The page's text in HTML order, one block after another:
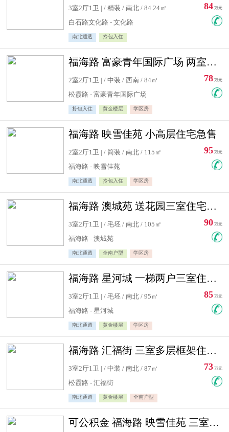
3室2厅1卫 | / 精装 / 南北 / 84.24㎡
白石路文化路 - 文化路
南北通透 拎包入住
84 万元
福海路 富豪青年国际广场 两室住宅急售
2室2厅1卫 | / 中装 / 西南 / 84㎡
松霞路 - 富豪青年国际广场
拎包入住 黄金楼层 学区房
78 万元
福海路 映雪佳苑 小高层住宅急售
2室2厅1卫 | / 简装 / 南北 / 115㎡
福海路 - 映雪佳苑
南北通透 拎包入住 学区房
95 万元
福海路 澳城苑 送花园三室住宅急售
3室2厅1卫 | / 毛坯 / 南北 / 105㎡
福海路 - 澳城苑
南北通透 全南户型 学区房
90 万元
福海路 星河城 一梯两户三室住宅急售
3室2厅1卫 | / 毛坯 / 南北 / 95㎡
福海路 - 星河城
南北通透 黄金楼层 学区房
85 万元
福海路 汇福街 三室多层框架住宅急售
3室2厅1卫 | / 中装 / 南北 / 87㎡
松霞路 - 汇福街
南北通透 黄金楼层 全南户型
73 万元
可公积金 福海路 映雪佳苑 三室住宅急售送小棚